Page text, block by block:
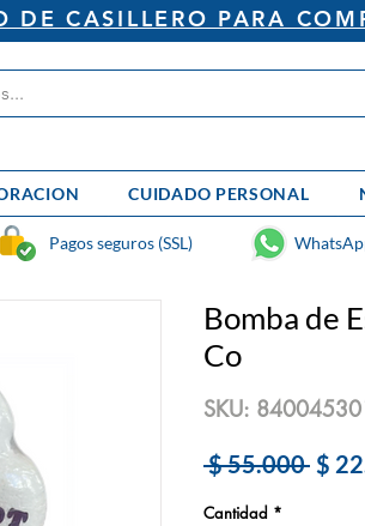
DE CASILLERO PARA
CUIDADO PERSONAL
Pagos seguros (SSL)
Bomba de
Co
SKU:
$ 55.000 $
Cantidad *